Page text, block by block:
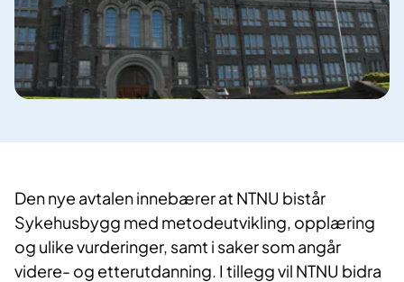
Den nye avtalen innebærer at NTNU bistår
Sykehusbygg med metodeutvikling, opplæring
og ulike vurderinger, samt i saker som angår
videre- og etterutdanning. I tillegg vil NTNU bidra